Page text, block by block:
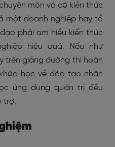
môn và có kiến thức
một doanh nghiệp hay tổ
phải am hiểu kiến thức
hiệu quả. Nếu như
trên giảng đường thì hoàn
học về đào tạo nhân
ứng dụng quản trị đều
trợ.